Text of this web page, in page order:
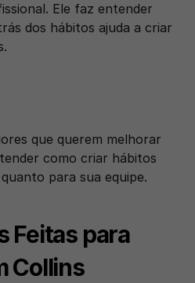
Ele faz entender
dos hábitos ajuda a criar
que querem melhorar
como criar hábitos
para sua equipe.
Feitas para
Collins